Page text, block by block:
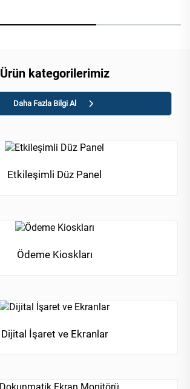
Ürün kategorilerimiz
Daha Fazla Bilgi Al
Etkileşimli Düz Panel
Ödeme Kioskları
Dijital İşaret ve Ekranlar